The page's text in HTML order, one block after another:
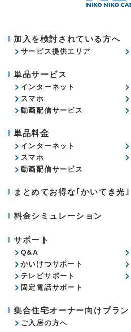
加入を検討されている方へ
サービス提供エリア
単品サービス
インターネット
スマホ
動画配信サービス
単品料金
インターネット
スマホ
動画配信サービス
まとめてお得な｢かいてき光｣
料金シミュレーション
サポート
Q&A
かいけつサポート
テレビサポート
固定電話サポート
集合住宅オーナー向けプラン
ご入居の方へ